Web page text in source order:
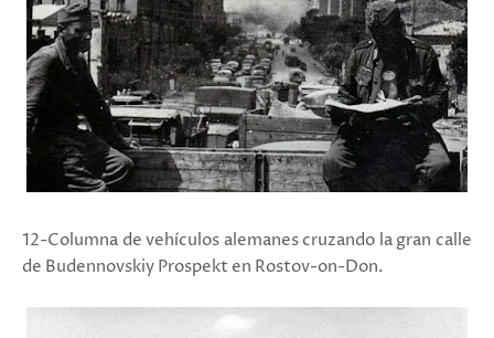
12-Columna de vehículos alemanes cruzando la gran calle
de Budennovskiy Prospekt en Rostov-on-Don.